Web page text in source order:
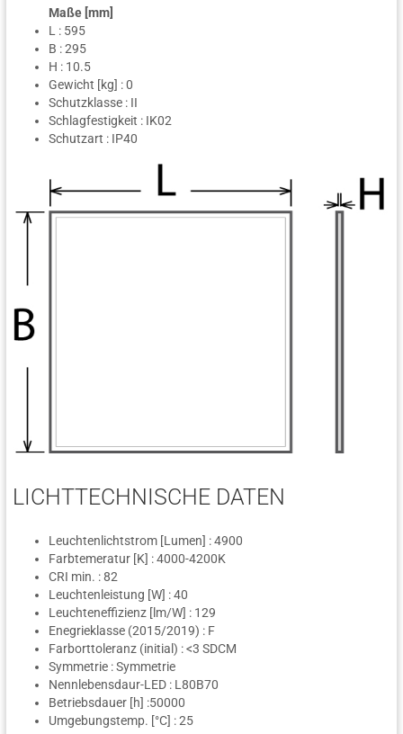
Maße [mm]
L : 595
B : 295
H : 10.5
Gewicht [kg] : 0
Schutzklasse : II
Schlagfestigkeit : IK02
Schutzart : IP40
LICHTTECHNISCHE DATEN
Leuchtenlichtstrom [Lumen] : 4900
Farbtemeratur [K] : 4000-4200K
CRI min. : 82
Leuchtenleistung [W] : 40
Leuchteneffizienz [lm/W] : 129
Enegrieklasse (2015/2019) : F
Farborttoleranz (initial) : <3 SDCM
Symmetrie : Symmetrie
Nennlebensdaur-LED : L80B70
Betriebsdauer [h] :50000
Umgebungstemp. [°C] : 25